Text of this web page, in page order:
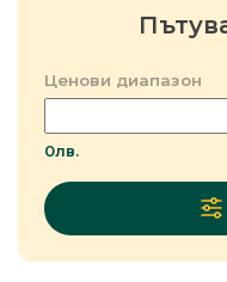
Ценови диапазон
0лв.